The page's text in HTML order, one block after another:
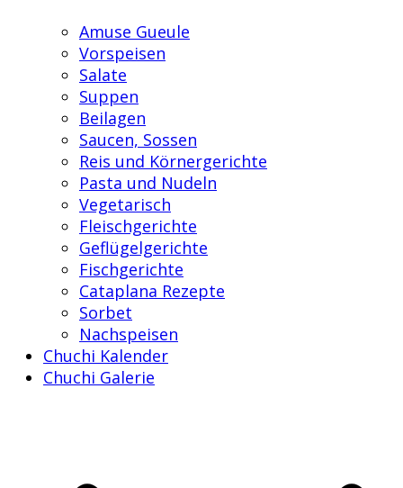
Amuse Gueule
Vorspeisen
Salate
Suppen
Beilagen
Saucen, Sossen
Reis und Körnergerichte
Pasta und Nudeln
Vegetarisch
Fleischgerichte
Geflügelgerichte
Fischgerichte
Cataplana Rezepte
Sorbet
Nachspeisen
Chuchi Kalender
Chuchi Galerie